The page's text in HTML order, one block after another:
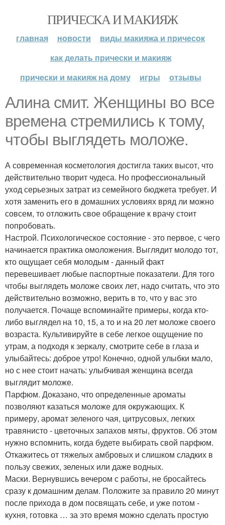
ПРИЧЕСКА И МАКИЯЖ
главная новости
виды макияжа и причесок
как делать прически и макияж
прически и макияж на дому
игры отзывы
Алина смит. Женщины во все
времена стремились к тому,
чтобы выглядеть моложе.
А современная косметология достигла таких высот, что
действительно творит чудеса. Но профессиональный
уход серьезных затрат из семейного бюджета требует. И
хотя заменить его в домашних условиях вряд ли можно
совсем, то отложить свое обращение к врачу стоит
попробовать.
Настрой. Психологическое состояние - это первое, с чего
начинается практика омоложения. Выглядит молодо тот,
кто ощущает себя молодым - данный факт
перевешивает любые паспортные показатели. Для того
чтобы выглядеть моложе своих лет, надо считать, что это
действительно возможно, верить в то, что у вас это
получается. Почаще вспоминайте примеры, когда кто-
либо выглядел на 10, 15, а то и на 20 лет моложе своего
возраста. Культивируйте в себе легкое ощущение по
утрам, а подходя к зеркалу, смотрите себе в глаза и
улыбайтесь: доброе утро! Конечно, одной улыбки мало,
но с нее стоит начать: улыбчивая женщина всегда
выглядит моложе.
Парфюм. Доказано, что определенные ароматы
позволяют казаться моложе для окружающих. К
примеру, аромат зеленого чая, цитрусовых, легких
травянисто - цветочных запахов мяты, фруктов. Об этом
нужно вспомнить, когда будете выбирать свой парфюм.
Откажитесь от тяжелых амбровых и слишком сладких в
пользу свежих, зеленых или даже водных.
Маски. Вернувшись вечером с работы, не бросайтесь
сразу к домашним делам. Положите за правило 20 минут
после прихода в дом посвящать себе, и уже потом -
кухня, готовка … за это время можно сделать простую